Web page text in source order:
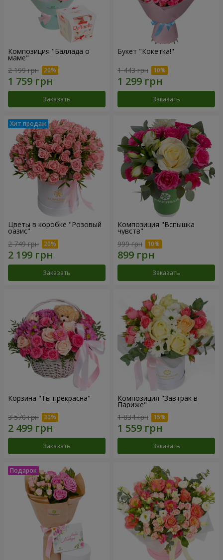
Композиция "Баллада о
маме"
2 199 грн
Заказать
Букет "Кокетка!"
1 443 грн
Заказать
Цветы в коробке "Розовый
оазис"
2 749 грн
Заказать
Композиция "Вспышка
чувств"
999 грн
Заказать
Корзина "Ты прекрасна"
3 570 грн
Заказать
Композиция "Завтрак в
Париже"
1 834 грн
Заказать